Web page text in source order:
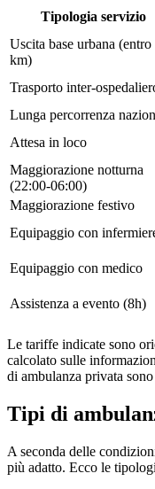
Tipologia servizio
Uscita base urbana (entro
km)
Trasporto inter-
Lunga percorrenza
Attesa in loco
Maggiorazione notturna
(22:00-06:00)
Maggiorazione festivo
Equipaggio con
Equipaggio con medico
Assistenza a evento (8h)
Le tariffe indicate sono
calcolato sulle
di ambulanza privata sono
Tipi di
A seconda delle
più adatto. Ecco le